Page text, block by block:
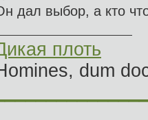
дал выбор, а кто
плоть
dum